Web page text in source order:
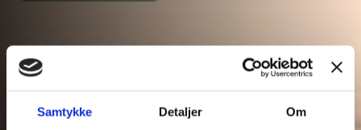
Samtykke Detaljer Om